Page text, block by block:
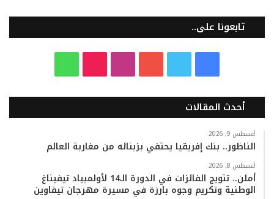
تابعونا على..
س
ب
ك
ي
ت
ب
س
ر
k
T
k
ت
س
ب
أحدث المقالات
أغسطس 9, 2026
الناظور.. بنك إفريقيا يحتفي بزبنائه من مغاربة العالم
أغسطس 8, 2026
أملن.. تتويج الفائزات في الدورة الـ14 لأولمبياد تيفيناغ
الوطنية وتكريم وجوه بارزة في مسيرة مهرجان تيفاوين